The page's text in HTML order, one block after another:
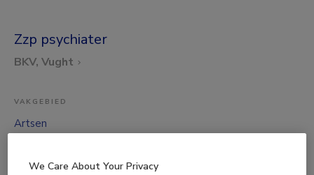
Zzp psychiater
BKV, Vught
VAKGEBIED
Artsen
Psychiater
We Care About Your Privacy